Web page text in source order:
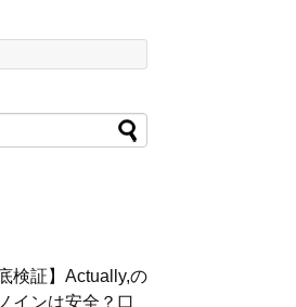
検証】Actually,の
インは安全？口